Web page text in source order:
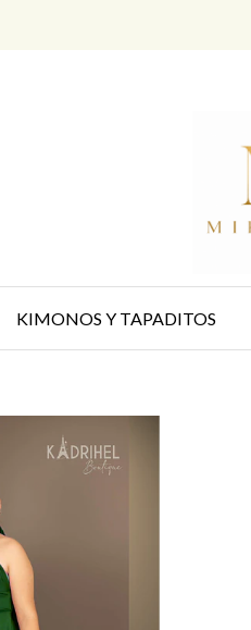
KIMONOS Y TAPADITOS